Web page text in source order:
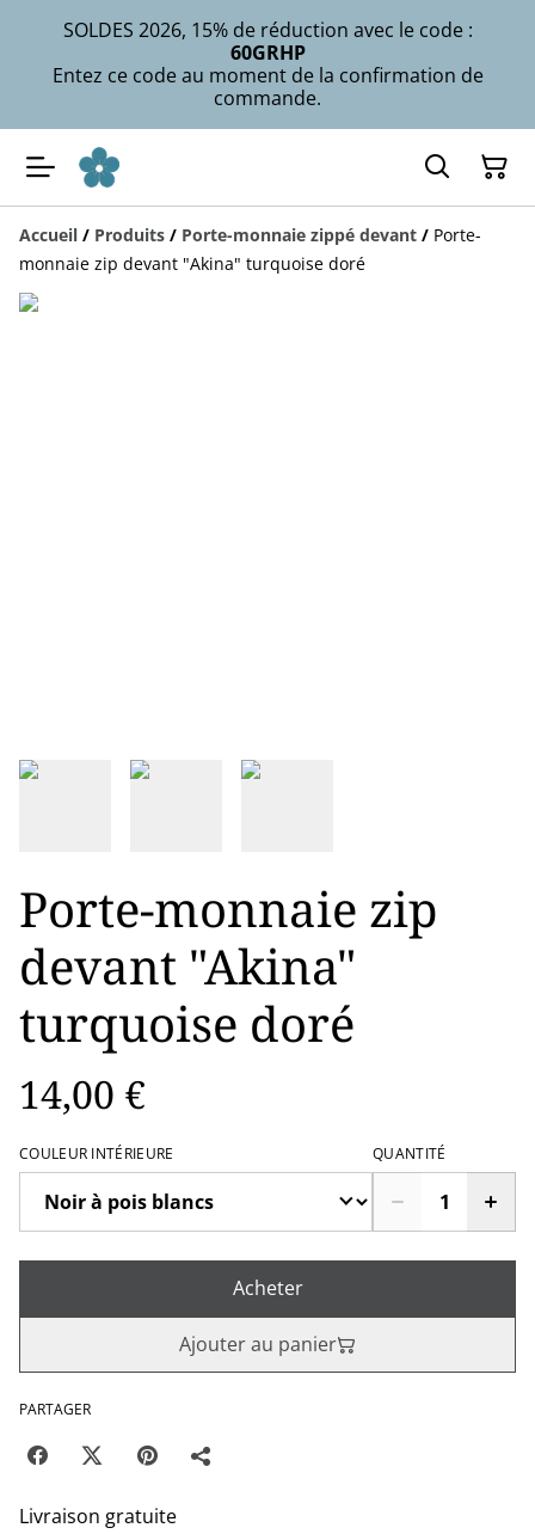
SOLDES 2026, 15% de réduction avec le code :
60GRHP
Entez ce code au moment de la confirmation de
commande.
Accueil / Produits / Porte-monnaie zippé devant / Porte-
monnaie zip devant "Akina" turquoise doré
Porte-monnaie zip
devant "Akina"
turquoise doré
14,00 €
COULEUR INTÉRIEURE QUANTITÉ
Acheter
Ajouter au panier
PARTAGER
Livraison gratuite